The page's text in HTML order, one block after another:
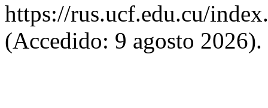
https://rus.ucf.edu.cu/
(Accedido: 9 agosto 2026).